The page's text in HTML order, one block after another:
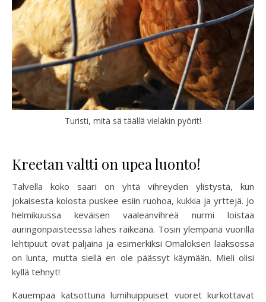
Turisti, mitä sä täällä vieläkin pyörit!
Kreetan valtti on upea luonto!
Talvella koko saari on yhtä vihreyden ylistystä, kun
jokaisesta kolosta puskee esiin ruohoa, kukkia ja yrttejä. Jo
helmikuussa keväisen vaaleanvihreä nurmi loistaa
auringonpaisteessa lähes räikeänä. Tosin ylempänä vuorilla
lehtipuut ovat paljaina ja esimerkiksi Omaloksen laaksossa
on lunta, mutta siellä en ole päässyt käymään. Mieli olisi
kyllä tehnyt!
Kauempaa katsottuna lumihuippuiset vuoret kurkottavat